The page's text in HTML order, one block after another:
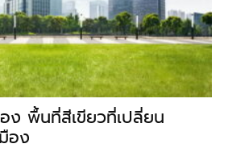
ง พื้นที่สีเขียวที่เปลี่ยน
อง